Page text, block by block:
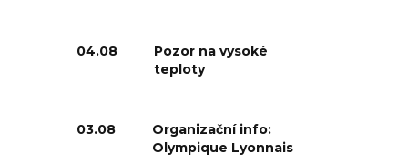
04.08
Pozor na vysoké
teploty
03.08
Organizační info:
Olympique Lyonnais